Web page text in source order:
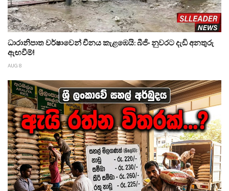
ධාරානිපාත වර්ෂාවෙන් චීනය කැළඹෙයි: බීජිං නුවරට දැඩි අනතුරු
ඇඟවීම්!
AUG 8